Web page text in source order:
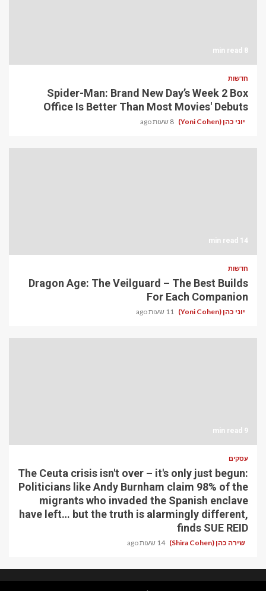
8 min read
חדשות
Spider-Man: Brand New Day’s Week 2 Box
Office Is Better Than Most Movies' Debuts
יוני כהן (Yoni Cohen) 8 שעות ago
14 min read
חדשות
Dragon Age: The Veilguard – The Best Builds
For Each Companion
יוני כהן (Yoni Cohen) 11 שעות ago
9 min read
עסקים
The Ceuta crisis isn't over – it's only just begun:
Politicians like Andy Burnham claim 98% of the
migrants who invaded the Spanish enclave
have left… but the truth is alarmingly different,
finds SUE REID
שירה כהן (Shira Cohen) 14 שעות ago